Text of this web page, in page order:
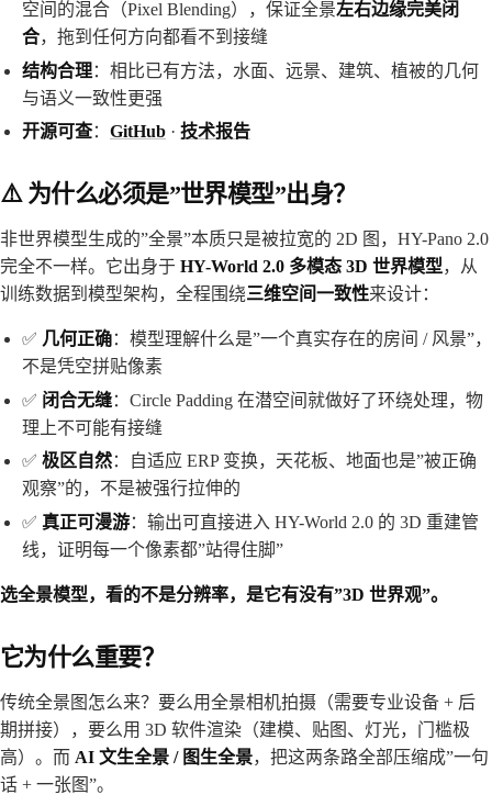
空间的混合（Pixel Blending），保证全景左右边缘完美闭
合，拖到任何方向都看不到接缝
结构合理：相比已有方法，水面、远景、建筑、植被的几何
与语义一致性更强
开源可查： GitHub · 技术报告
⚠️ 为什么必须是”世界模型”出身？
非世界模型生成的”全景”本质只是被拉宽的 2D 图，HY-Pano 2.0
完全不一样。它出身于 HY-World 2.0 多模态 3D 世界模型，从
训练数据到模型架构，全程围绕三维空间一致性来设计：
✅ 几何正确：模型理解什么是”一个真实存在的房间 / 风景”，
不是凭空拼贴像素
✅ 闭合无缝：Circle Padding 在潜空间就做好了环绕处理，物
理上不可能有接缝
✅ 极区自然：自适应 ERP 变换，天花板、地面也是”被正确
观察”的，不是被强行拉伸的
✅ 真正可漫游：输出可直接进入 HY-World 2.0 的 3D 重建管
线，证明每一个像素都”站得住脚”
选全景模型，看的不是分辨率，是它有没有”3D 世界观”。
它为什么重要？
传统全景图怎么来？要么用全景相机拍摄（需要专业设备 + 后
期拼接），要么用 3D 软件渲染（建模、贴图、灯光，门槛极
高）。而 AI 文生全景 / 图生全景，把这两条路全部压缩成”一句
话 + 一张图”。